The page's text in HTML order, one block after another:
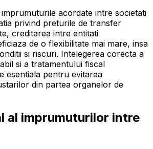
acordate intre societati
privind preturile de transfer
creditarea intre entitati
de o flexibilitate mai mare, insa
si riscuri. Intelegerea corecta a
si a tratamentului fiscal
esentiala pentru evitarea
din partea organelor de
al imprumuturilor intre